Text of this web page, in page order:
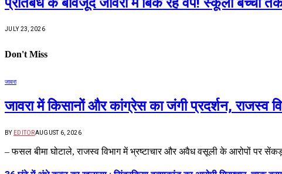
JULY 23, 2026
Don't Miss
जावरा
जावरा में किसानों और कांग्रेस का जंगी प्रदर्शन, राजस्व
BY EDITORAUGUST 6, 2026
– फसल बीमा घोटाले, राजस्व विभाग में भ्रष्टाचार और अवैध वसूली के आरोपों पर